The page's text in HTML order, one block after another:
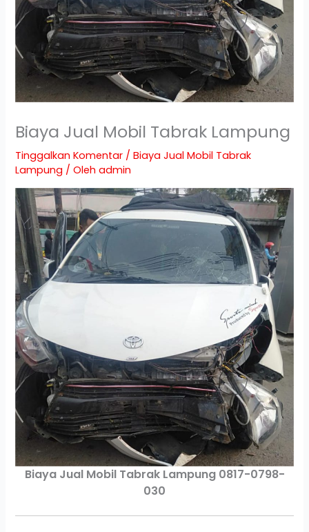
Biaya Jual Mobil Tabrak Lampung
Tinggalkan Komentar /Biaya Jual Mobil Tabrak
Lampung / Olehadmin
Biaya Jual Mobil Tabrak Lampung 0817-0798-
030